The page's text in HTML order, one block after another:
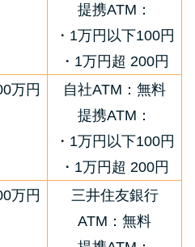
提携ATM：
・1万円以下100円
・1万円超 200円
万円
自社ATM：無料
提携ATM：
・1万円以下100円
・1万円超 200円
万円
三井住友銀行
ATM：無料